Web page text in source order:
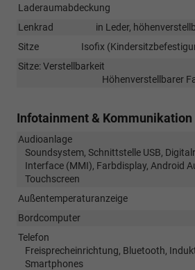
Laderaumabdeckung
Lenkrad
in Leder,
Sitze
Isofix
Sitze: Verstellbarkeit
Höhenverstellbarer
Infotainment & Kommunikation
Audioanlage
Soundsystem, Schnittstelle USB,
Interface (MMI), Farbdisplay, Android
Touchscreen
Außentemperaturanzeige
Bordcomputer
Telefon
Freisprecheinrichtung, Bluetooth,
Smartphones